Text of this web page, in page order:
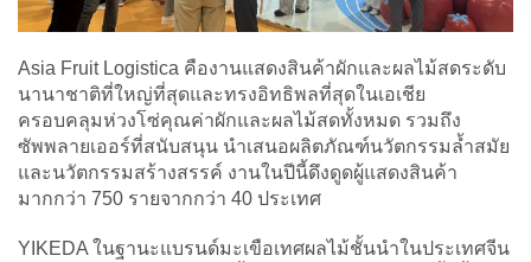
Asia Fruit Logistica คืองานแสดงสินค้าผักและผลไม้สดระดับ
นานาชาติที่ใหญ่ที่สุดและทรงอิทธิพลที่สุดในเอเชีย
ครอบคลุมห่วงโซ่คุณค่าผักและผลไม้สดทั้งหมด รวมถึง
ซัพพลายเออร์ที่สนับสนุน นำเสนอผลิตภัณฑ์นวัตกรรมล้ำสมัย
และนวัตกรรมสร้างสรรค์ งานในปีนี้ดึงดูดผู้แสดงสินค้า
มากกว่า 750 รายจากกว่า 40 ประเทศ
YIKEDA ในฐานะแบรนด์มะเขือเทศผลไม้ชั้นนำในประเทศจีน